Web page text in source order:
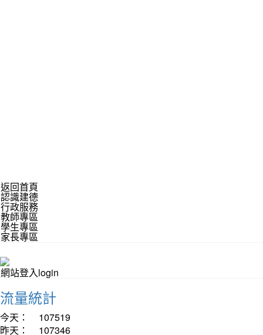
返回首頁
認識建德
行政服務
教師專區
學生專區
家長專區
網站登入login
流量統計
今天：
107519
昨天：
107346